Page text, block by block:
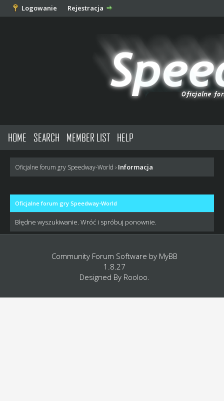
Logowanie Rejestracja
HOME SEARCH MEMBER LIST HELP
Oficjalne forum gry Speedway-World › Informacja
Oficjalne forum gry Speedway-World
Błędne wyszukiwanie. Wróć i spróbuj ponownie.
Community Forum Software by MyBB
1.8.27
Designed By Rooloo.